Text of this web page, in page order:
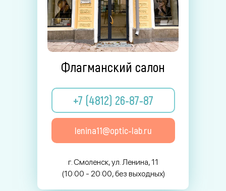
г. Смоленск, ул. Ленина, 11
(10:00 - 20:00, без выходных)
Флагманский салон
+7 (4812) 26-87-87
lenina11@optic-lab.ru